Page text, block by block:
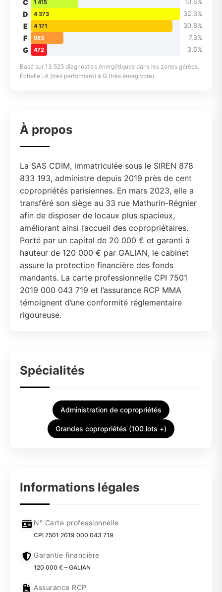
C 1 415 10.5%
D 4 373 32.3%
E 4 171 30.8%
F 983 7.3%
G 472 3.5%
Basé sur 13 525 diagnostics énergétiques dans les zones gérées.
Échelle : A (très performant) à G (très énergivore).
À propos
La SAS CDIM, immatriculée sous le SIREN 878
833 193, administre depuis 2019 près de cent
copropriétés parisiennes. En mars 2023, elle a
transféré son siège au 33 rue Mathurin-Régnier
afin de disposer de locaux plus spacieux,
améliorant ainsi l’accueil des copropriétaires.
Porté par un capital de 20 000 € et garanti à
hauteur de 120 000 € par GALIAN, le cabinet
assure la protection financière des fonds
mandants. La carte professionnelle CPI 7501
2019 000 043 719 et l’assurance RCP MMA
témoignent d’une conformité réglementaire
rigoureuse.
Spécialités
Administration de copropriétés
Grandes copropriétés (100 lots +)
Informations légales
N° Carte professionnelle
CPI 7501 2019 000 043 719
Garantie financière
120 000 € – GALIAN
Assurance RCP